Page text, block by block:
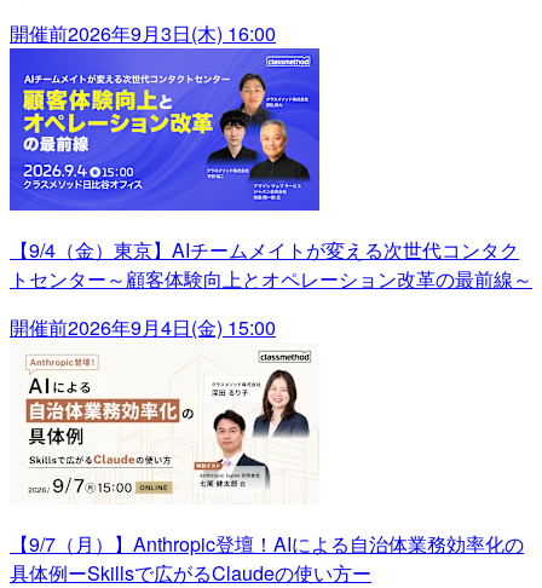
開催前2026年9月3日(木) 16:00
【9/4（金）東京】AIチームメイトが変える次世代コンタク
トセンター～顧客体験向上とオペレーション改革の最前線～
開催前2026年9月4日(金) 15:00
【9/7（月）】Anthropic登壇！AIによる自治体業務効率化の
具体例ーSkillsで広がるClaudeの使い方ー